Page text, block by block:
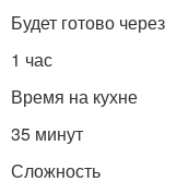
Будет готово через
1 час
Время на кухне
35 минут
Сложность